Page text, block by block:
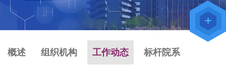
概述 组织机构 工作动态 标杆院系